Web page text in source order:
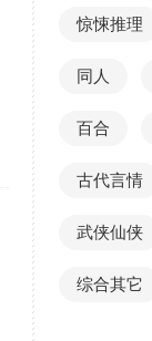
惊悚推理
同人
百合
古代言情
武侠仙侠
综合其它